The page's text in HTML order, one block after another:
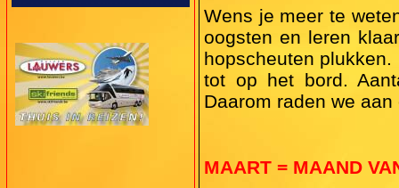
Wens je meer te
oogsten en leren
hopscheuten
tot op het bord.
Daarom raden we
MAART = MAAND